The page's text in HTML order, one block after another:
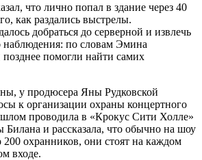
что лично попал в здание через 40
как раздались выстрелы.
добраться до серверной и извлечь
наблюдения: по словам Эмина
помогли найти самих
у продюсера Яны Рудковской
к организации охраны концертного
проводила в «Крокус Сити Холле»
и рассказала, что обычно на шоу
200 охранников, они стоят на каждом
входе.